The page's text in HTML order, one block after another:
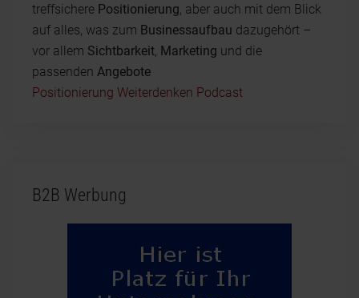
treffsichere Positionierung , aber auch mit dem Blick
auf alles, was zum Businessaufbau dazugehört –
vor allem Sichtbarkeit Marketing und die
passenden Angebote
Positionierung Weiterdenken Podcast
B2B Werbung